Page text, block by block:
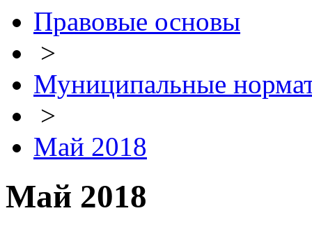
Правовые основы
>
Муниципальные
>
Май 2018
Май 2018